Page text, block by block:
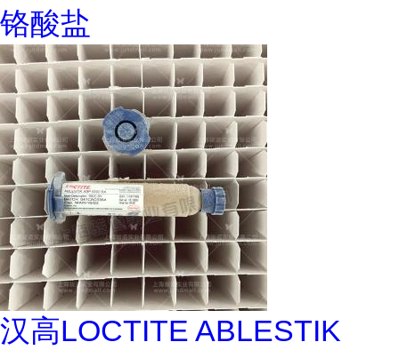
铬酸盐
汉高LOCTITE ABLESTIK